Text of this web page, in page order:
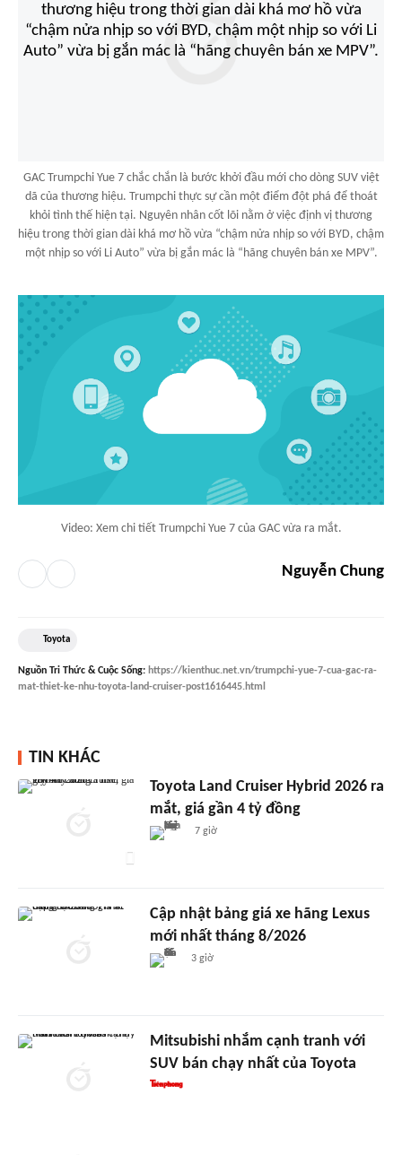
GAC Trumpchi Yue 7 chắc chắn là bước khởi đầu mới cho dòng SUV việt
dã của thương hiệu. Trumpchi thực sự cần một điểm đột phá để thoát
khỏi tình thế hiện tại. Nguyên nhân cốt lõi nằm ở việc định vị thương
hiệu trong thời gian dài khá mơ hồ vừa “chậm nửa nhịp so với BYD, chậm
một nhịp so với Li Auto” vừa bị gắn mác là “hãng chuyên bán xe MPV”.
Video: Xem chi tiết Trumpchi Yue 7 của GAC vừa ra mắt.
Nguyễn Chung
Toyota
Nguồn Tri Thức & Cuộc Sống: https://kienthuc.net.vn/trumpchi-yue-7-cua-gac-ra-
mat-thiet-ke-nhu-toyota-land-cruiser-post1616445.html
TIN KHÁC
Toyota Land Cruiser Hybrid 2026 ra
mắt, giá gần 4 tỷ đồng
7 giờ
Cập nhật bảng giá xe hãng Lexus
mới nhất tháng 8/2026
3 giờ
Mitsubishi nhắm cạnh tranh với
SUV bán chạy nhất của Toyota